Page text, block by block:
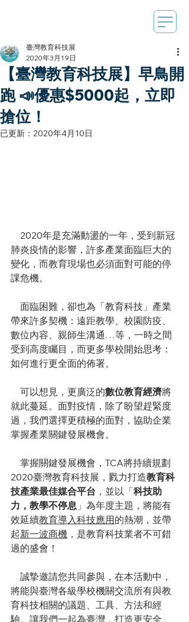
【臺灣教育科技展】早鳥開
跑 📣優惠$5000起，立即
搶位！
臺灣教育科技展
2020年3月19日
已更新： 2020年4月10日
2020年是充滿動盪的一年，受到新冠
肺炎疫情的影響，許多產業面臨巨大的
變化，而教育現場也必須面對可能的停
課危機。
面臨困難，卻也為「教育科技」產業
帶來許多契機：遠距教學、校園防疫、
數位內容、親師生溝通…等，一時之間
受到高度矚目，而更多學校開始思考：
如何進行更全面的佈署。
可以想見，更廣泛的數位教育經濟將
就此蔓延。面對疫情，除了盼望趕緊度
過，我們選擇更積極的面對，協助企業
掌握產業關鍵發展機會。
掌握關鍵發展機會，TCA將持續規劃
2020臺灣教育科技展，戮力打造教育科
技產業最佳媒合平台 ，並以「科技助
力，教學不停息 」為年度主題，將能有
效延續教育導入科技應用的熱潮，並帶
起新一波商機 ，是教育科技業者不可錯
過的盛會！
誠摯邀請您共同參與，在本活動中，
將能與臺灣各級學校機關交流所有與教
育科技相關的議題、工具、方法和經
驗。讓我們一起為臺灣，打造更安全、